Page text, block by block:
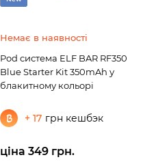
Немає в наявності
Pod система ELF BAR RF350
Blue Starter Kit 350mAh у
блакитному кольорі
+ 17 грн кешбэк
ціна 349 грн.